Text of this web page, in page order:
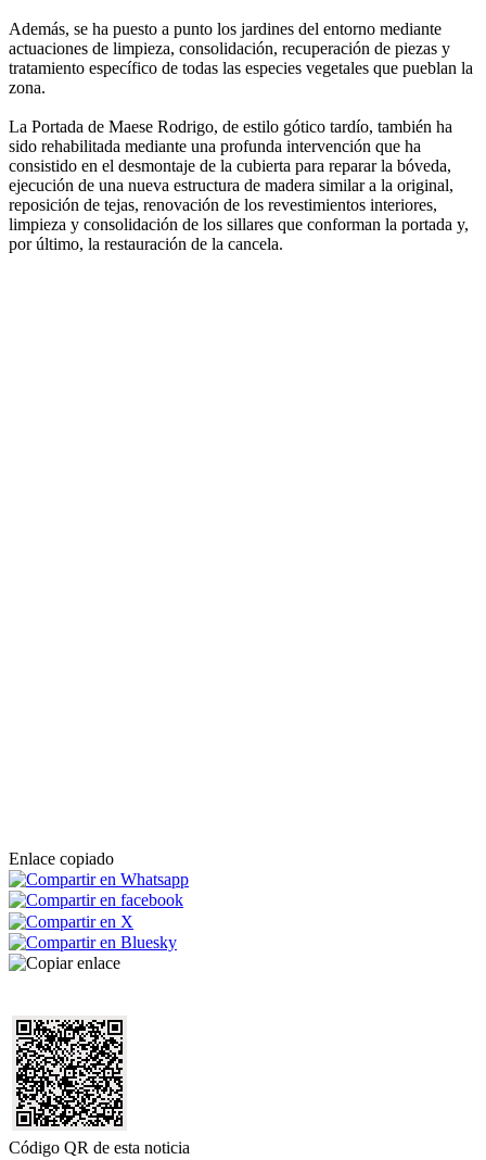
Además, se ha puesto a punto los jardines del entorno mediante
actuaciones de limpieza, consolidación, recuperación de piezas y
tratamiento específico de todas las especies vegetales que pueblan la
zona.
La Portada de Maese Rodrigo, de estilo gótico tardío, también ha
sido rehabilitada mediante una profunda intervención que ha
consistido en el desmontaje de la cubierta para reparar la bóveda,
ejecución de una nueva estructura de madera similar a la original,
reposición de tejas, renovación de los revestimientos interiores,
limpieza y consolidación de los sillares que conforman la portada y,
por último, la restauración de la cancela.
Enlace copiado
Código QR de esta noticia